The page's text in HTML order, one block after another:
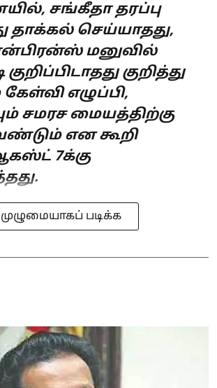
சங்கீதா தரப்பு
தாக்கல் செய்யாதது,
மனுவில்
குறித்து
எழுப்பி,
சமரச மையத்திற்கு
என கூறி
7க்கு
முழுமையாகப் படிக்க